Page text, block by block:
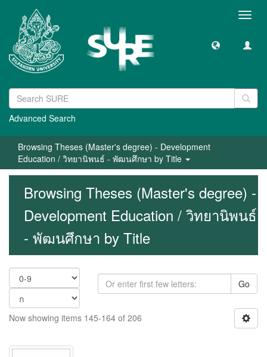
Advanced Search
Browsing Theses (Master's degree) - Development
Education / วิทยานิพนธ์ - พัฒนศึกษา by Title
Browsing Theses (Master's degree) -
Development Education / วิทยานิพนธ์
- พัฒนศึกษา by Title
Go
Now showing items 145-164 of 206